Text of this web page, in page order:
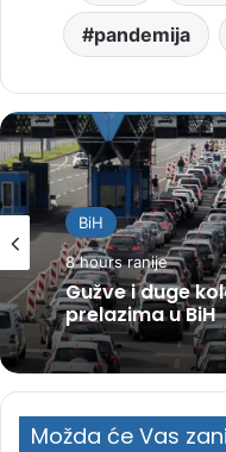
pandemija
BiH
8 hours ranije
Gužve i duge
prelazima u BiH
Možda će Vas